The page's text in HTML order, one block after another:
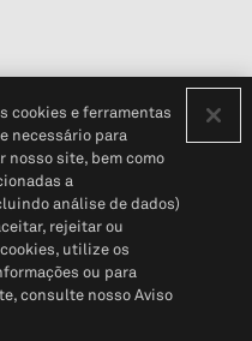
do cliente (em inglês)
© 2026 S&P Global
cookies e ferramentas
necessário para
nosso site, bem como
a
análise de dados)
rejeitar ou
utilize os
ou para
consulte nosso Aviso